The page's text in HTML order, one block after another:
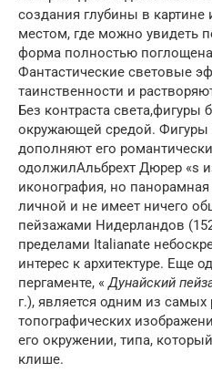
создания глубины в
местом, где можно увидеть
форма полностью
Фантастические световые
таинственности и
Без контраста света,фигуры
окружающей средой. Фигуры
дополняют его
одолжилАльбрехт Дюрер «s
иконография, но панорамная
личной и не имеет ничего
пейзажами Нидерландов
пределами Italianate
интерес к архитектуре. Еще
пергаменте, «Дунайский
г.), является одним из
топографических
его окружении, типа,
клише.